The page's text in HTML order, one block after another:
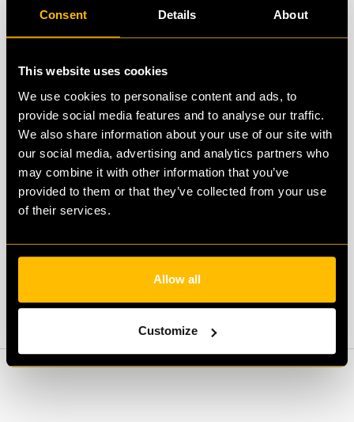
Consent Details About
This website uses cookies
We use cookies to personalise content and ads, to
provide social media features and to analyse our traffic.
We also share information about your use of our site with
our social media, advertising and analytics partners who
may combine it with other information that you’ve
provided to them or that they’ve collected from your use
of their services.
Allow all
Customize